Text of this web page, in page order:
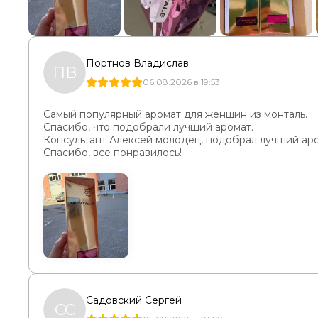
ПВ Портнов Владислав
06.08.2026 в 19:53
Самый популярный аромат для женщин из монталь.
Спасибо, что подобрали лучший аромат.
Консультант Алексей молодец, подобрал лучший
Спасибо, все понравилось!
СС Садовский Сергей